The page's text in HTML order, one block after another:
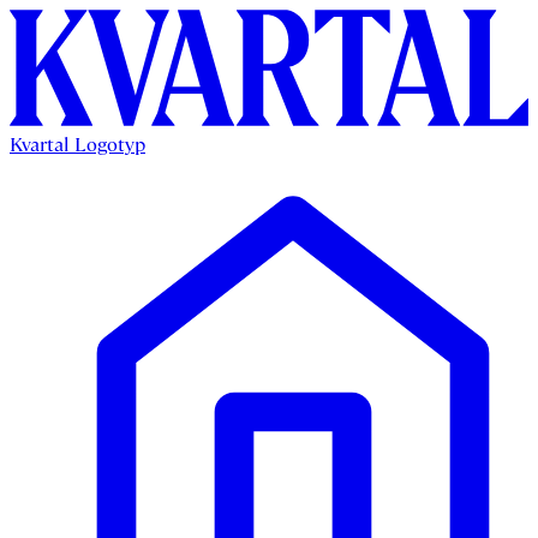
Kvartal Logotyp